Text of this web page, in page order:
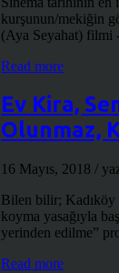
kurşunun/mekiğin
(Aya Seyahat) filmi
Read more
Ev Kira,
Olunmaz,
16 Mayıs, 2018/
Bilen bilir; Kadıköy
koyma yasağıyla
yerinden edilme”
Read more